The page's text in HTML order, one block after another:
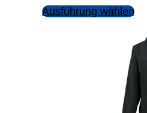
Ausführung wählen